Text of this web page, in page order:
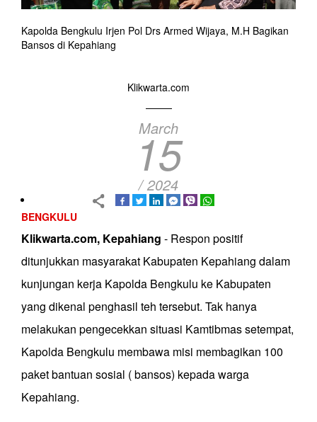
Kapolda Bengkulu Irjen Pol Drs Armed Wijaya, M.H Bagikan
Bansos di Kepahiang
Klikwarta.com
March
15
/ 2024
BENGKULU
Klikwarta.com, Kepahiang - Respon positif
ditunjukkan masyarakat Kabupaten Kepahiang dalam
kunjungan kerja Kapolda Bengkulu ke Kabupaten
yang dikenal penghasil teh tersebut. Tak hanya
melakukan pengecekkan situasi Kamtibmas setempat,
Kapolda Bengkulu membawa misi membagikan 100
paket bantuan sosial ( bansos) kepada warga
Kepahiang.